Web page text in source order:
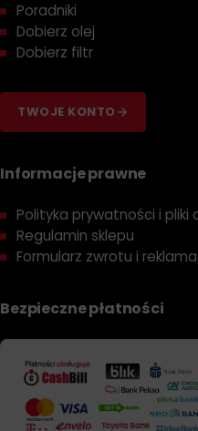
Poradniki
Dobierz olej
Dobierz filtr
TWOJE KONTO
Informacje prawne
Polityka prywatności i pliki
Regulamin sklepu
Formularz zwrotu i
Bezpieczne płatności